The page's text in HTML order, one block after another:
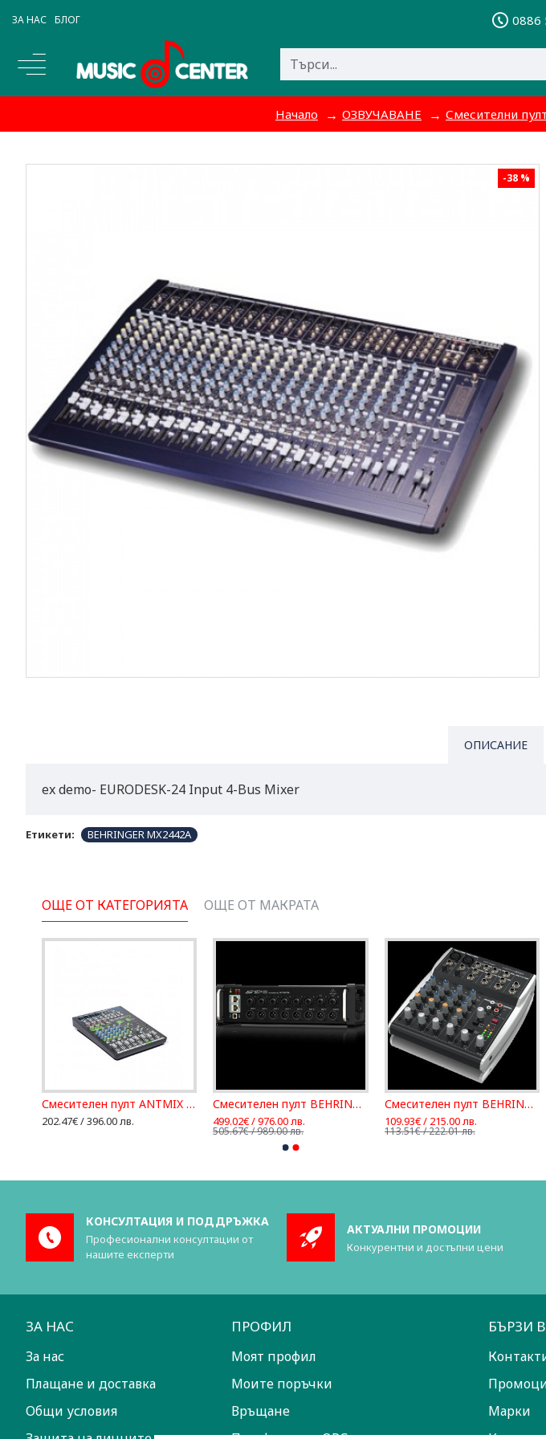
ЗА НАС БЛОГ 0886
Начало ОЗВУЧАВАНЕ Смесителни
-38 %
ОПИСАНИЕ
ex demo- EURODESK-24 Input 4-Bus Mixer
Етикети: BEHRINGER MX2442A
ОЩЕ ОТ КАТЕГОРИЯТА ОЩЕ ОТ МАКРАТА
Смесителен пулт ANTMIX 8FX - 8 канална конзола
202.47€ / 396.00 лв.
Смесителен пулт BEHRINGER SD8
499.02€ / 976.00 лв.
505.67€ / 989.00 лв.
Смесителен пулт BEHRINGER XENYX 802S
109.93€ / 215.00 лв.
113.51€ / 222.01 лв.
КОНСУЛТАЦИЯ И ПОДДРЪЖКА
Професионални консултации от
нашите експерти
АКТУАЛНИ ПРОМОЦИИ
Конкурентни и достъпни цени
ЗА НАС
За нас
Плащане и доставка
Общи условия
ПРОФИЛ
Моят профил
Моите поръчки
Връщане
БЪРЗИ
Марки